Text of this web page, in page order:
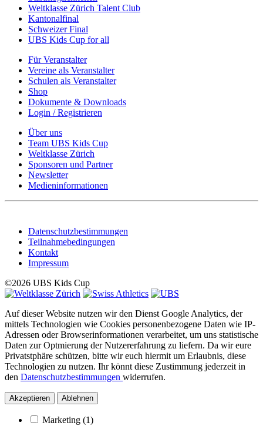
Weltklasse Zürich Talent Club
Kantonalfinal
Schweizer Final
UBS Kids Cup for all
Für Veranstalter
Vereine als Veranstalter
Schulen als Veranstalter
Shop
Dokumente & Downloads
Login / Registrieren
Über uns
Team UBS Kids Cup
Weltklasse Zürich
Sponsoren und Partner
Newsletter
Medieninformationen
Datenschutzbestimmungen
Teilnahmebedingungen
Kontakt
Impressum
©2026 UBS Kids Cup
Auf dieser Website nutzen wir den Dienst Google Analytics, der
mittels Technologien wie Cookies personenbezogene Daten wie IP-
Adressen oder Browserinformationen verarbeitet, um uns statistische
Daten zur Optmierung der Nutzererfahrung zu liefern. Da wir eure
Privatstphäre schützen, bitte wir euch hiermit um Erlaubnis, diese
Technologien zu nutzen. Ihr könnt diese Zustimmung jederzeit in
den Datenschutzbestimmungen widerrufen.
Akzeptieren Ablehnen
Marketing (1)